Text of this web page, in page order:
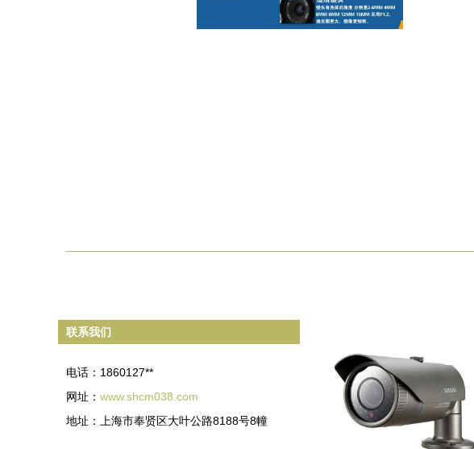
联系我们
电话：1860127**
网址： www.shcm038.com
地址：上海市奉贤区大叶公路8188号8幢